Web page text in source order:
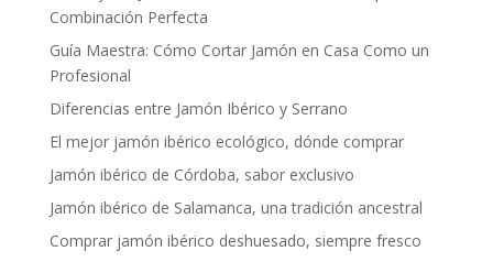
Combinación Perfecta
Guía Maestra: Cómo Cortar Jamón en Casa Como un
Profesional
Diferencias entre Jamón Ibérico y Serrano
El mejor jamón ibérico ecológico, dónde comprar
Jamón ibérico de Córdoba, sabor exclusivo
Jamón ibérico de Salamanca, una tradición ancestral
Comprar jamón ibérico deshuesado, siempre fresco